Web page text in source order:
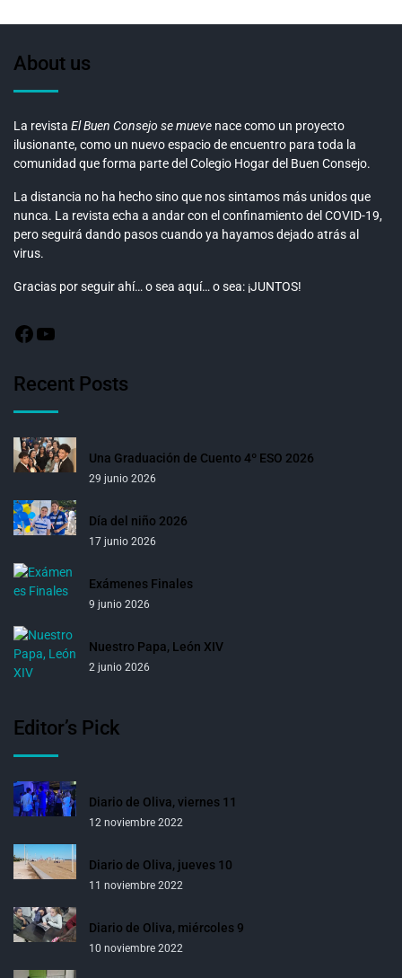
About us
La revista El Buen Consejo se mueve nace como un proyecto
ilusionante, como un nuevo espacio de encuentro para toda la
comunidad que forma parte del Colegio Hogar del Buen Consejo.
La distancia no ha hecho sino que nos sintamos más unidos que
nunca. La revista echa a andar con el confinamiento del COVID-19,
pero seguirá dando pasos cuando ya hayamos dejado atrás al
virus.
Gracias por seguir ahí… o sea aquí… o sea: ¡JUNTOS!
Recent Posts
Una Graduación de Cuento 4º ESO 2026
29 junio 2026
Día del niño 2026
17 junio 2026
Exámenes Finales
9 junio 2026
Nuestro Papa, León XIV
2 junio 2026
Editor’s Pick
Diario de Oliva, viernes 11
12 noviembre 2022
Diario de Oliva, jueves 10
11 noviembre 2022
Diario de Oliva, miércoles 9
10 noviembre 2022